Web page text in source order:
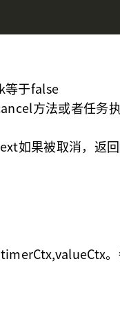
等于false
方法或者任务
如果被取消，返回